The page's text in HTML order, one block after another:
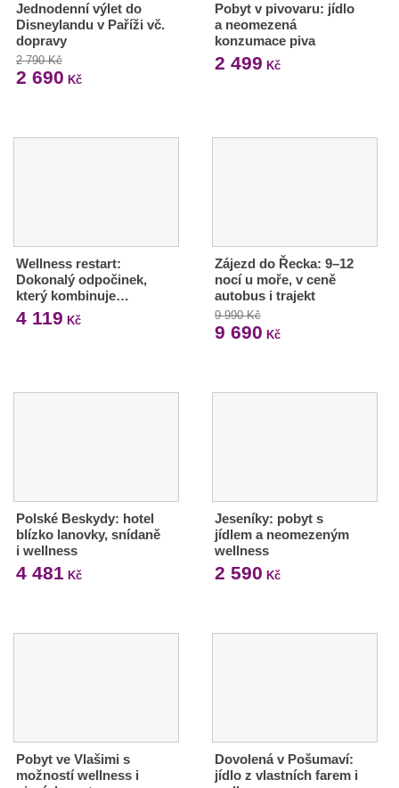
Jednodenní výlet do
Disneylandu v Paříži vč.
dopravy
2 790 Kč
2 690 Kč
Pobyt v pivovaru: jídlo
a neomezená
konzumace piva
2 499 Kč
Wellness restart:
Dokonalý odpočinek,
který kombinuje…
4 119 Kč
Zájezd do Řecka: 9–12
nocí u moře, v ceně
autobus i trajekt
9 990 Kč
9 690 Kč
Polské Beskydy: hotel
blízko lanovky, snídaně
i wellness
4 481 Kč
Jeseníky: pobyt s
jídlem a neomezeným
wellness
2 590 Kč
Pobyt ve Vlašimi s
možností wellness i
Dovolená v Pošumaví:
jídlo z vlastních farem i